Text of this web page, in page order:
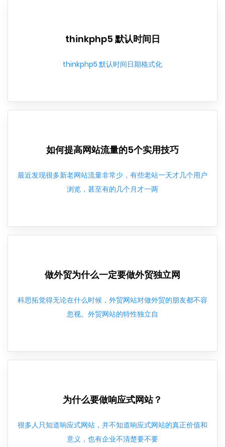
thinkphp5 默认时间日
thinkphp5 默认时间日期格式化
如何提高网站流量的5个实用技巧
最近发现很多新老网站流量非常少，有些老站一天才几个用户
浏览，甚至有的几个月才一两
做外贸为什么一定要做外贸独立网
科思拓觉得无论在什么时候，外贸网站对做外贸的朋友都不容
忽视。外贸网站的特性独立自
为什么要做响应式网站？
很多人只知道响应式网站，并不知道响应式网站的真正价值和
意义，也有企业不清楚要不要